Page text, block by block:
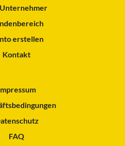
erstellen
Kontakt
FAQ